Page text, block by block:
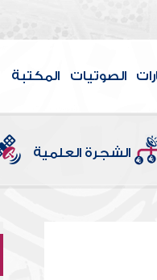
الصوتيات المكتبة
الشجرة العلمية